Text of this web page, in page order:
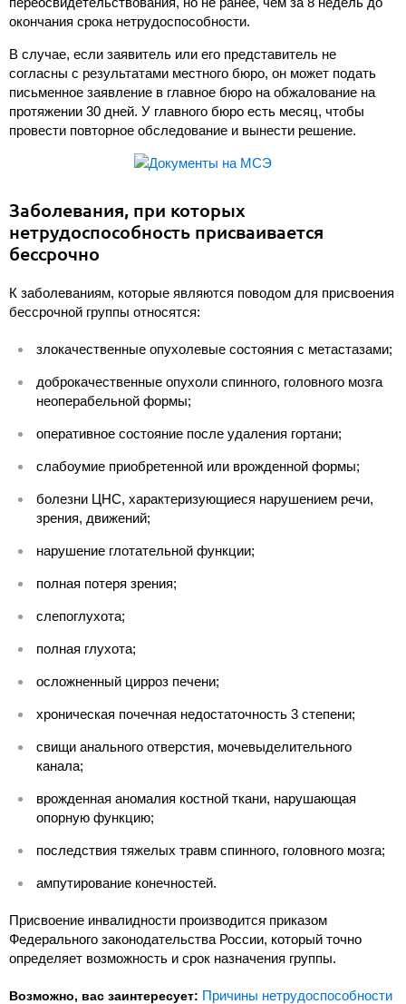
окончания срока нетрудоспособности.
В случае, если заявитель или его представитель не
согласны с результатами местного бюро, он может подать
письменное заявление в главное бюро на обжалование на
протяжении 30 дней. У главного бюро есть месяц, чтобы
провести повторное обследование и вынести решение.
Заболевания, при которых
нетрудоспособность присваивается
бессрочно
К заболеваниям, которые являются поводом для присвоения
бессрочной группы относятся:
злокачественные опухолевые состояния с метастазами;
доброкачественные опухоли спинного, головного мозга
неоперабельной формы;
оперативное состояние после удаления гортани;
слабоумие приобретенной или врожденной формы;
болезни ЦНС, характеризующиеся нарушением речи,
зрения, движений;
нарушение глотательной функции;
полная потеря зрения;
слепоглухота;
полная глухота;
осложненный цирроз печени;
хроническая почечная недостаточность 3 степени;
свищи анального отверстия, мочевыделительного
канала;
врожденная аномалия костной ткани, нарушающая
опорную функцию;
последствия тяжелых травм спинного, головного мозга;
ампутирование конечностей.
Присвоение инвалидности производится приказом
Федерального законодательства России, который точно
определяет возможность и срок назначения группы.
Возможно, вас заинтересует: Причины нетрудоспособности